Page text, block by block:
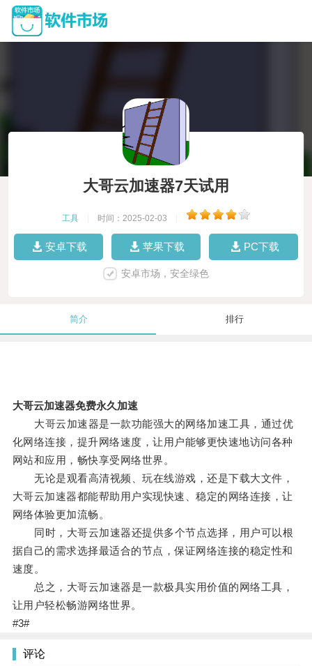
大哥云加速器7天试用
工具 时间：2025-02-03
安卓下载 苹果下载 PC下载
安卓市场，安全绿色
简介 排行
大哥云加速器免费永久加速
大哥云加速器是一款功能强大的网络加速工具，通过优
化网络连接，提升网络速度，让用户能够更快速地访问各种
网站和应用，畅快享受网络世界。
无论是观看高清视频、玩在线游戏，还是下载大文件，
大哥云加速器都能帮助用户实现快速、稳定的网络连接，让
网络体验更加流畅。
同时，大哥云加速器还提供多个节点选择，用户可以根
据自己的需求选择最适合的节点，保证网络连接的稳定性和
速度。
总之，大哥云加速器是一款极具实用价值的网络工具，
让用户轻松畅游网络世界。
#3#
评论